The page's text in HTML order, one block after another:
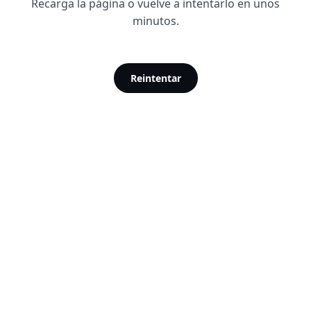
Recarga la página o vuelve a intentarlo en unos
minutos.
Reintentar